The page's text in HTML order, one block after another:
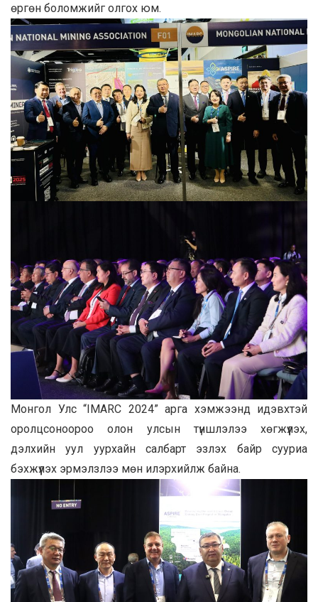
өргөн боломжийг олгох юм.
Монгол Улс “IMARC 2024” арга хэмжээнд идэвхтэй
оролцсоноороо олон улсын түншлэлээ хөгжүүлэх,
дэлхийн уул уурхайн салбарт эзлэх байр сууриа
бэхжүүлэх эрмэлзлээ мөн илэрхийлж байна.